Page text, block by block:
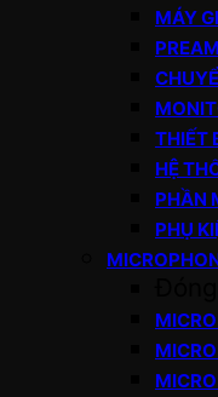
MÁY
THIẾT
HỆ
PHẦN
PHỤ